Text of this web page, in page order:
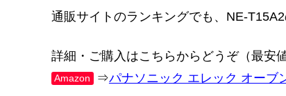
通販サイトのランキングでも、NE-T15A2
詳細・ご購入はこちらからどうぞ（最安
Amazon ⇒パナソニック エレック オーブ